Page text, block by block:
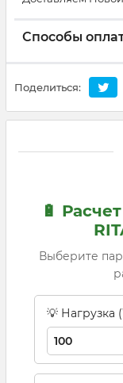
Способы
Поделиться:
🔋
Выберите
💡 Нагрузка